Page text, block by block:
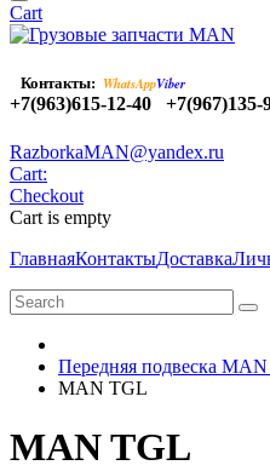
Cart
Контакты: WhatsAppViber
+7(963)615-12-40 +7(967)135-
RazborkaMAN@yandex.ru
Cart:
Checkout
Cart is empty
ГлавнаяКонтактыДоставка
Передняя подвеска
MAN TGL
MAN TGL